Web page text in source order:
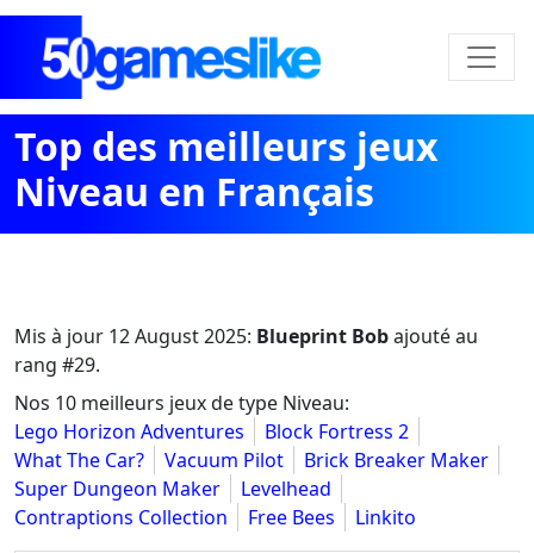
Top des meilleurs jeux
Niveau en Français
Mis à jour 12 August 2025: Blueprint Bobajouté au
rang #29.
Nos 10 meilleurs jeux de type Niveau:
Lego Horizon Adventures
Block Fortress 2
What The Car?
Vacuum Pilot
Brick Breaker Maker
Super Dungeon Maker
Levelhead
Contraptions Collection
Free Bees Linkito